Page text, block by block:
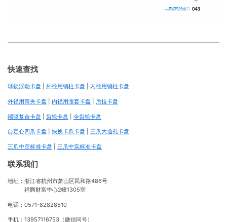
快速查找
球锁浮动卡盘 外径用销柱卡盘 内径用销柱卡盘
外径用筒夹卡盘 内径用涨套卡盘 后拉卡盘
端驱复合卡盘 齿轮卡盘 伞齿轮卡盘
自定心四爪卡盘 |快换卡爪卡盘 三爪大通孔卡盘
三爪中空标准卡盘 三爪中实标准卡盘
联系我们
地址：浙江省杭州市萧山区民和路486号
祥腾财富中心2幢1305室
电话：0571-82828510
手机：13957116753（微信同号）